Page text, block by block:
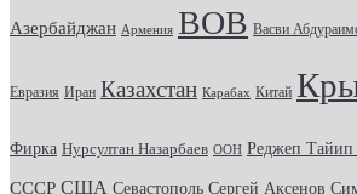
Азербайджан Армения ВОВ Васви
Евразия Иран Казахстан Карабах Китай
Фирка Нурсултан Назарбаев ООН Реджеп Тайип
СССР США Севастополь Сергей Аксенов